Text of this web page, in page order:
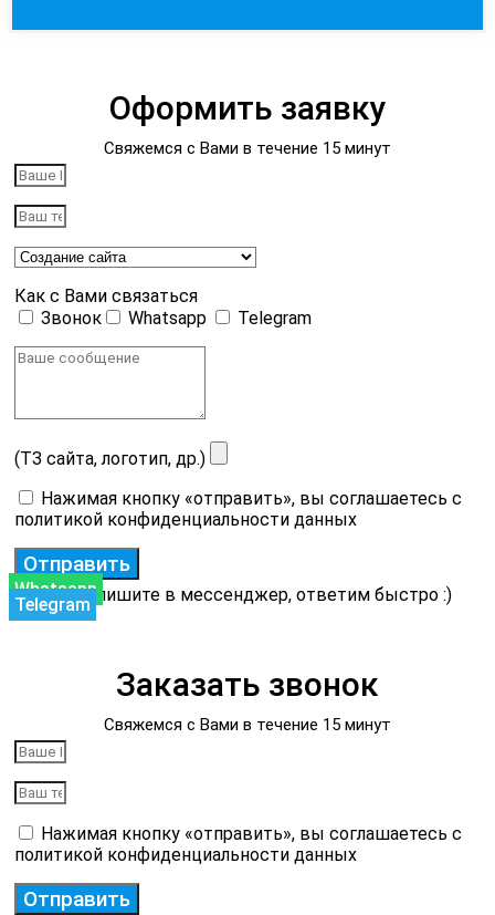
Оформить заявку
Свяжемся с Вами в течение 15 минут
Как с Вами связаться
Звонок
Whatsapp Telegram
(ТЗ сайта, логотип, др.)
Нажимая кнопку «отправить», вы соглашаетесь с
политикой конфиденциальности данных
Отправить
или напишите в мессенджер, ответим быстро :)
Whatsapp
Telegram
Заказать звонок
Свяжемся с Вами в течение 15 минут
Нажимая кнопку «отправить», вы соглашаетесь с
политикой конфиденциальности данных
Отправить